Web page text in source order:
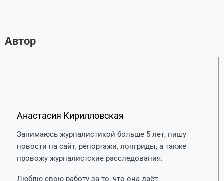
Автор
Анастасия Кирилловская
Занимаюсь журналистикой больше 5 лет, пишу
новости на сайт, репортажи, лонгриды, а также
провожу журналистские расследования.
Люблю свою работу за то, что она даёт